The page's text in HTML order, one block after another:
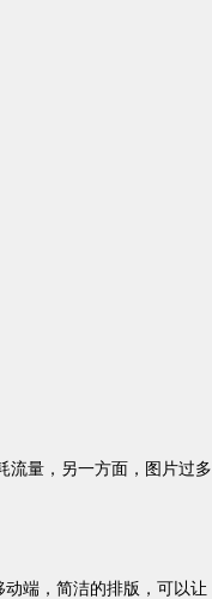
流量，另一方面，图片过多
端，简洁的排版，可以让